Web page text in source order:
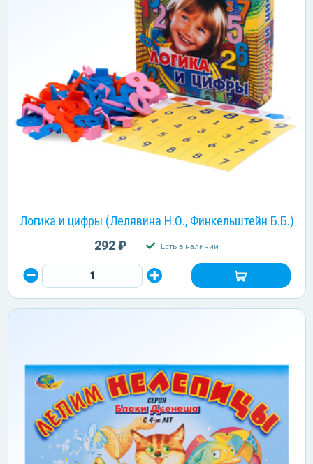
Логика и цифры (Лелявина Н.О., Финкельштейн Б.Б.)
292 ₽ Есть в наличии